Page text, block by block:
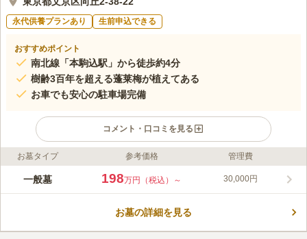
永代供養プランあり 生前申込できる
おすすめポイント
南北線「本駒込駅」から徒歩約4分
樹齢3百年を超える蓬莱梅が植えてある
お車でも安心の駐車場完備
コメント・口コミを見る
ライフドット編集部のコメント
東京メトロ南北線「本駒込駅」から徒歩4分程度で行くことがで
（しまんろくせんにち）」の縁日では、「ほおずき千成り市」が
お墓タイプ 参考価格 管理費
一般墓 198万円（税込）～ 30,000円
お墓の詳細を見る